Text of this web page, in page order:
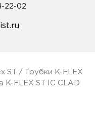
22-02
ST /
Трубки K-FLEX
K-FLEX ST IC CLAD